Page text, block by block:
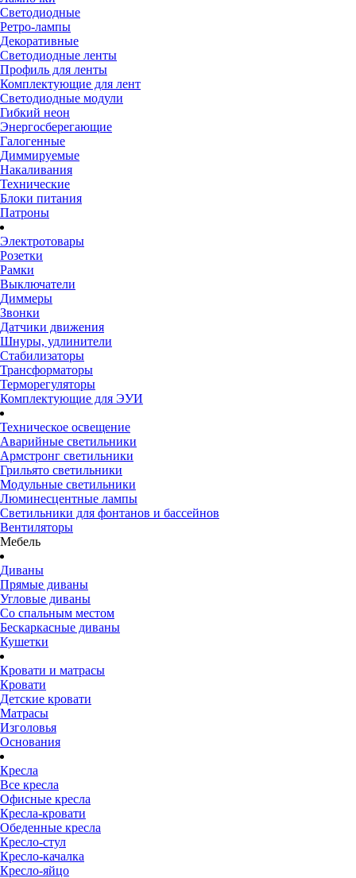
Светодиодные
Ретро-лампы
Декоративные
Светодиодные ленты
Профиль для ленты
Комплектующие для лент
Светодиодные модули
Гибкий неон
Энергосберегающие
Галогенные
Диммируемые
Накаливания
Технические
Блоки питания
Патроны
Электротовары
Розетки
Рамки
Выключатели
Диммеры
Звонки
Датчики движения
Шнуры, удлинители
Стабилизаторы
Трансформаторы
Терморегуляторы
Комплектующие для ЭУИ
Техническое освещение
Аварийные светильники
Армстронг светильники
Грильято светильники
Модульные светильники
Люминесцентные лампы
Светильники для фонтанов и бассейнов
Вентиляторы
Мебель
Диваны
Прямые диваны
Угловые диваны
Со спальным местом
Бескаркасные диваны
Кушетки
Кровати и матрасы
Кровати
Детские кровати
Матрасы
Изголовья
Основания
Кресла
Все кресла
Офисные кресла
Кресла-кровати
Обеденные кресла
Кресло-стул
Кресло-качалка
Кресло-яйцо